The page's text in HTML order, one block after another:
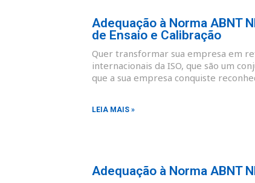
Adequação à Norma ABNT
de Ensaio e Calibração
Quer transformar sua empresa em
internacionais da ISO, que são um
que a sua empresa conquiste
LEIA MAIS »
Adequação à Norma ABNT